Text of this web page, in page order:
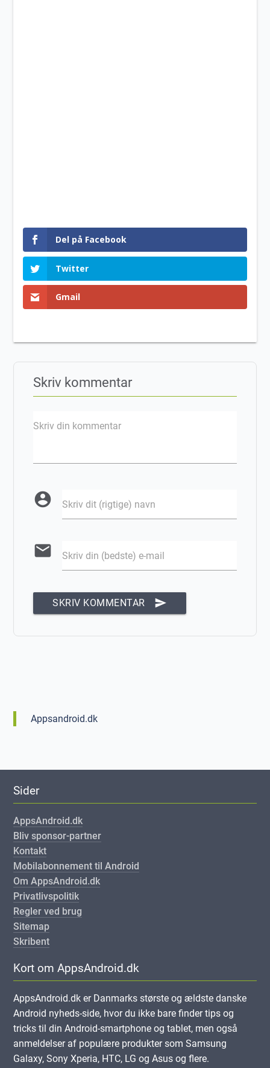
Del på Facebook
Twitter
Gmail
Skriv kommentar
Skriv din kommentar
account_circle Skriv dit (rigtige) navn
email Skriv din (bedste) e-mail
SKRIV KOMMENTAR send
Appsandroid.dk
Sider
AppsAndroid.dk
Bliv sponsor-partner
Kontakt
Mobilabonnement til Android
Om AppsAndroid.dk
Privatlivspolitik
Regler ved brug
Sitemap
Skribent
Kort om AppsAndroid.dk
AppsAndroid.dk er Danmarks største og ældste danske
Android nyheds-side, hvor du ikke bare finder tips og
tricks til din Android-smartphone og tablet, men også
anmeldelser af populære produkter som Samsung
Galaxy, Sony Xperia, HTC, LG og Asus og flere.